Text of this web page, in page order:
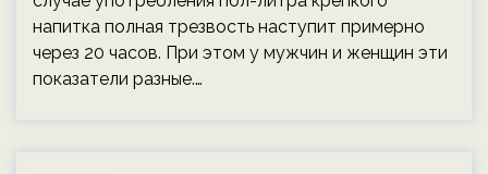
напитка полная трезвость наступит примерно
через 20 часов. При этом у мужчин и женщин эти
показатели разные.…